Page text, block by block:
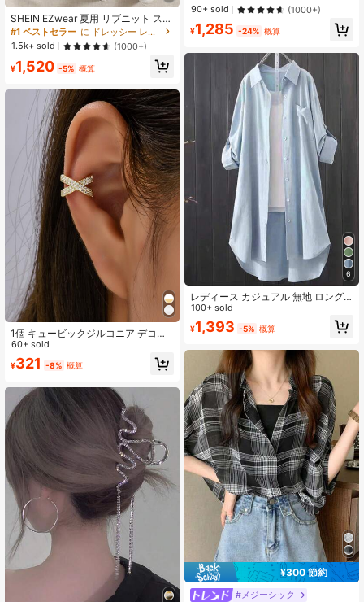
SHEIN EZwear 夏用 リブニット スリ
ムフィット ベースタンクトップ 3パ
ック
#1 ベストセラー
に ドレッシー レディースタンクトップ
1.5k+ sold
(1000+)
¥1,520 -5% 概算
1個 キュービックジルコニア デコレ
ーション イヤーカフ 銅 ジュエリー
60+ sold
¥321 -8% 概算
ウス、2026年春秋冬新作 ビジネス用
ネイビーコットンライニング レディ
ース
90+ sold
(1000+)
¥1,285 -24% 概算
6
レディース カジュアル 無地 ロング
シャツ 春
100+ sold
¥1,393 -5% 概算
¥300 節約
#メジーシック
#2 ベストセラー